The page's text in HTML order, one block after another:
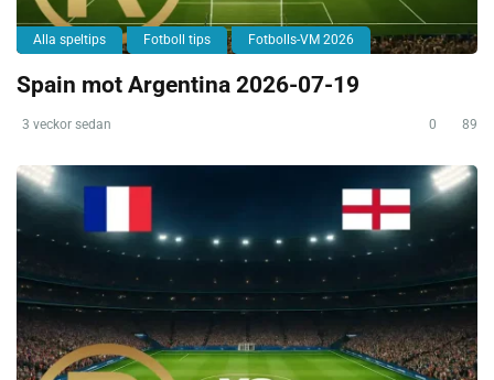
Alla speltips Fotboll tips Fotbolls-VM 2026
Spain mot Argentina 2026-07-19
3 veckor sedan 0 89